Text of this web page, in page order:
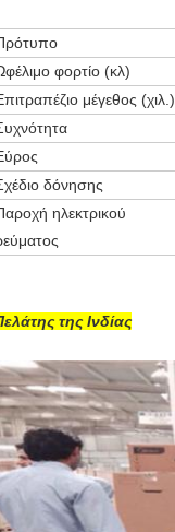
φορτίο (κλ)
μέγεθος (χιλ.)
δόνησης
ηλεκτρικού
της Ινδίας